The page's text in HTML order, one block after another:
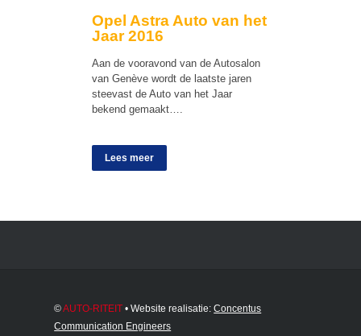
Opel Astra Auto van het
Jaar 2016
Aan de vooravond van de Autosalon
van Genève wordt de laatste jaren
steevast de Auto van het Jaar
bekend gemaakt….
Lees meer
©AUTO-RITEIT • Website realisatie:Concentus
Communication Engineers